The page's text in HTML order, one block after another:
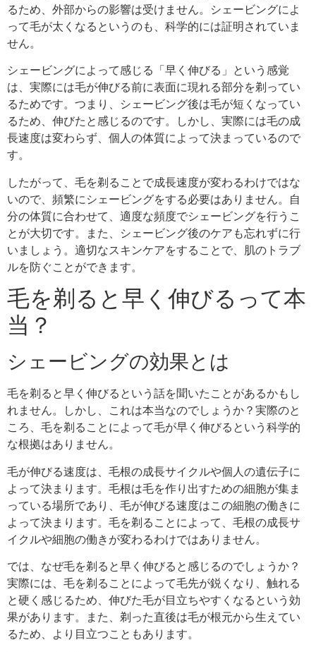
るため、外部からの影響は受けません。シェービングによ
って毛が太くなるというのも、科学的には証明されていま
せん。
シェービングによって感じる「早く伸びる」という感覚
は、実際には毛が伸びる前に表面に現れる部分を剃ってい
るためです。つまり、シェービング後は毛が短くなってい
るため、伸びたと感じるのです。しかし、実際には毛の成
長速度は変わらず、個人の体質によって決まっているので
す。
したがって、毛を剃ることで成長速度が変わるわけではな
いので、頻繁にシェービングをする必要はありません。自
分の体質に合わせて、適度な頻度でシェービングを行うこ
とが大切です。また、シェービング後のケアも忘れずに行
いましょう。適切なスキンケアをすることで、肌のトラブ
ルを防ぐことができます。
毛を剃ると早く伸びるって本
当？
シェービングの効果とは
毛を剃ると早く伸びるという話を聞いたことがあるかもし
れません。しかし、これは本当なのでしょうか？実際のと
ころ、毛を剃ることによって毛が早く伸びるという科学的
な根拠はありません。
毛が伸びる速度は、毛根の成長サイクルや個人の遺伝子に
よって決まります。毛根は毛を作り出すための細胞が集ま
っている場所であり、毛が伸びる速度はこの細胞の働きに
よって決まります。毛を剃ることによって、毛根の成長サ
イクルや細胞の働きが変わるわけではありません。
では、なぜ毛を剃ると早く伸びると感じるのでしょうか？
実際には、毛を剃ることによって毛先が鋭くなり、触れる
と硬く感じるため、伸びた毛が目立ちやすくなるという効
果があります。また、剃った直後は毛が根元から生えてい
るため、より目立つこともあります。